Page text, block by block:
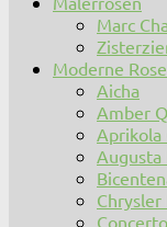
Marc
Moderne
Aicha
Amber